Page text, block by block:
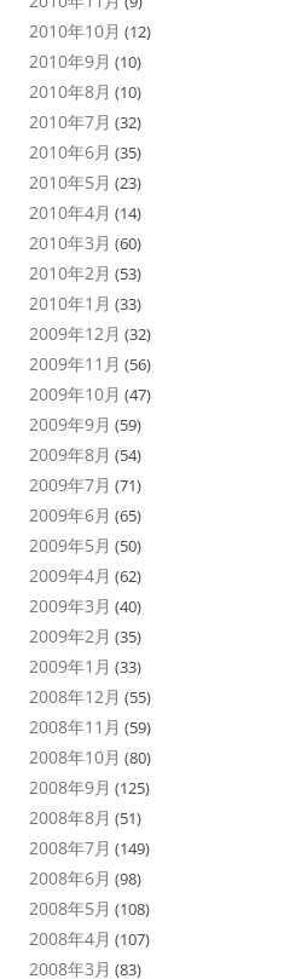
2010年10月 (12)
2010年9月 (10)
2010年8月 (10)
2010年7月 (32)
2010年6月 (35)
2010年5月 (23)
2010年4月 (14)
2010年3月 (60)
2010年2月 (53)
2010年1月 (33)
2009年12月 (32)
2009年11月 (56)
2009年10月 (47)
2009年9月 (59)
2009年8月 (54)
2009年7月 (71)
2009年6月 (65)
2009年5月 (50)
2009年4月 (62)
2009年3月 (40)
2009年2月 (35)
2009年1月 (33)
2008年12月 (55)
2008年11月 (59)
2008年10月 (80)
2008年9月 (125)
2008年8月 (51)
2008年7月 (149)
2008年6月 (98)
2008年5月 (108)
2008年4月 (107)
2008年3月 (83)